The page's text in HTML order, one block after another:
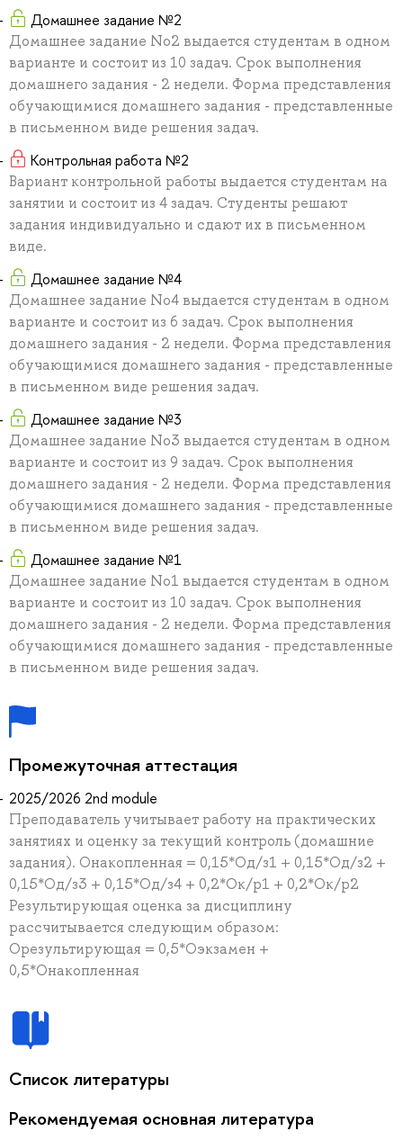
Домашнее задание №2
Домашнее задание No2 выдается студентам в одном
варианте и состоит из 10 задач. Срок выполнения
домашнего задания - 2 недели. Форма представления
обучающимися домашнего задания - представленные
в письменном виде решения задач.
Контрольная работа №2
Вариант контрольной работы выдается студентам на
занятии и состоит из 4 задач. Студенты решают
задания индивидуально и сдают их в письменном
виде.
Домашнее задание №4
Домашнее задание No4 выдается студентам в одном
варианте и состоит из 6 задач. Срок выполнения
домашнего задания - 2 недели. Форма представления
обучающимися домашнего задания - представленные
в письменном виде решения задач.
Домашнее задание №3
Домашнее задание No3 выдается студентам в одном
варианте и состоит из 9 задач. Срок выполнения
домашнего задания - 2 недели. Форма представления
обучающимися домашнего задания - представленные
в письменном виде решения задач.
Домашнее задание №1
Домашнее задание No1 выдается студентам в одном
варианте и состоит из 10 задач. Срок выполнения
домашнего задания - 2 недели. Форма представления
обучающимися домашнего задания - представленные
в письменном виде решения задач.
Промежуточная аттестация
2025/2026 2nd module
Преподаватель учитывает работу на практических
занятиях и оценку за текущий контроль (домашние
задания). Онакопленная = 0,15*Од/з1 + 0,15*Од/з2 +
0,15*Од/з3 + 0,15*Од/з4 + 0,2*Ок/р1 + 0,2*Ок/р2
Результирующая оценка за дисциплину
рассчитывается следующим образом:
Орезультирующая = 0,5*Оэкзамен +
0,5*Онакопленная
Список литературы
Рекомендуемая основная литература